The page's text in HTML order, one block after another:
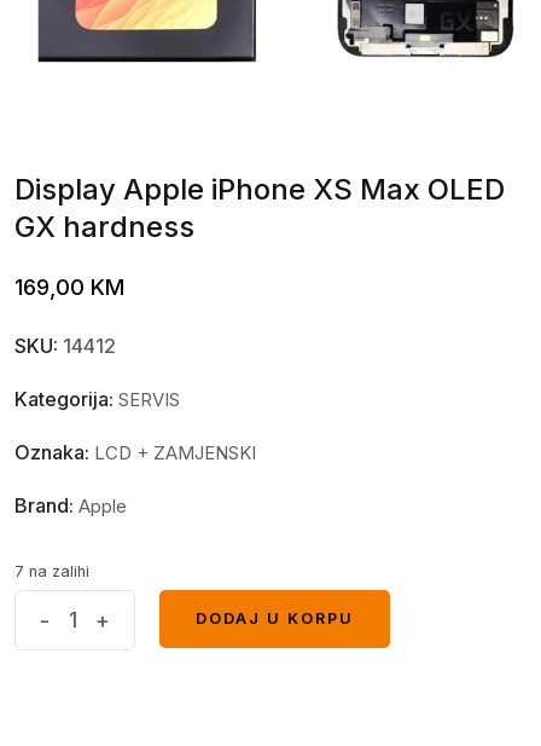
Display Apple iPhone XS Max OLED
GX hardness
169,00 KM
SKU: 14412
Kategorija: SERVIS
Oznaka: LCD + ZAMJENSKI
Brand: Apple
7 na zalihi
- +
DODAJ U KORPU